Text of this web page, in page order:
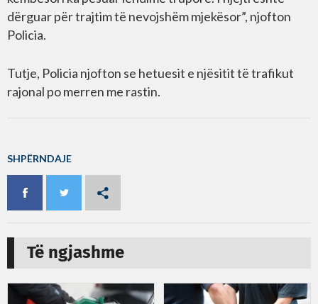
dërguar për trajtim të nevojshëm mjekësor”, njofton
Policia.
Tutje, Policia njofton se hetuesit e njësitit të trafikut
rajonal po merren me rastin.
SHPËRNDAJE
Të ngjashme